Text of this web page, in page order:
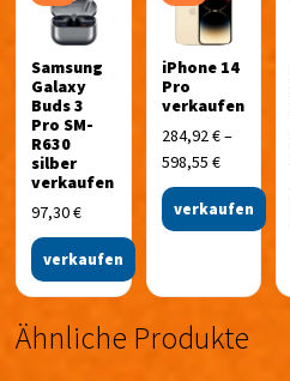
Samsung
Galaxy
Buds 3
Pro SM-
R630
silber
verkaufen
97,30€
verkaufen
iPhone 14
Pro
verkaufen
284,92€–
598,55 €
verkaufen
Ähnliche Produkte